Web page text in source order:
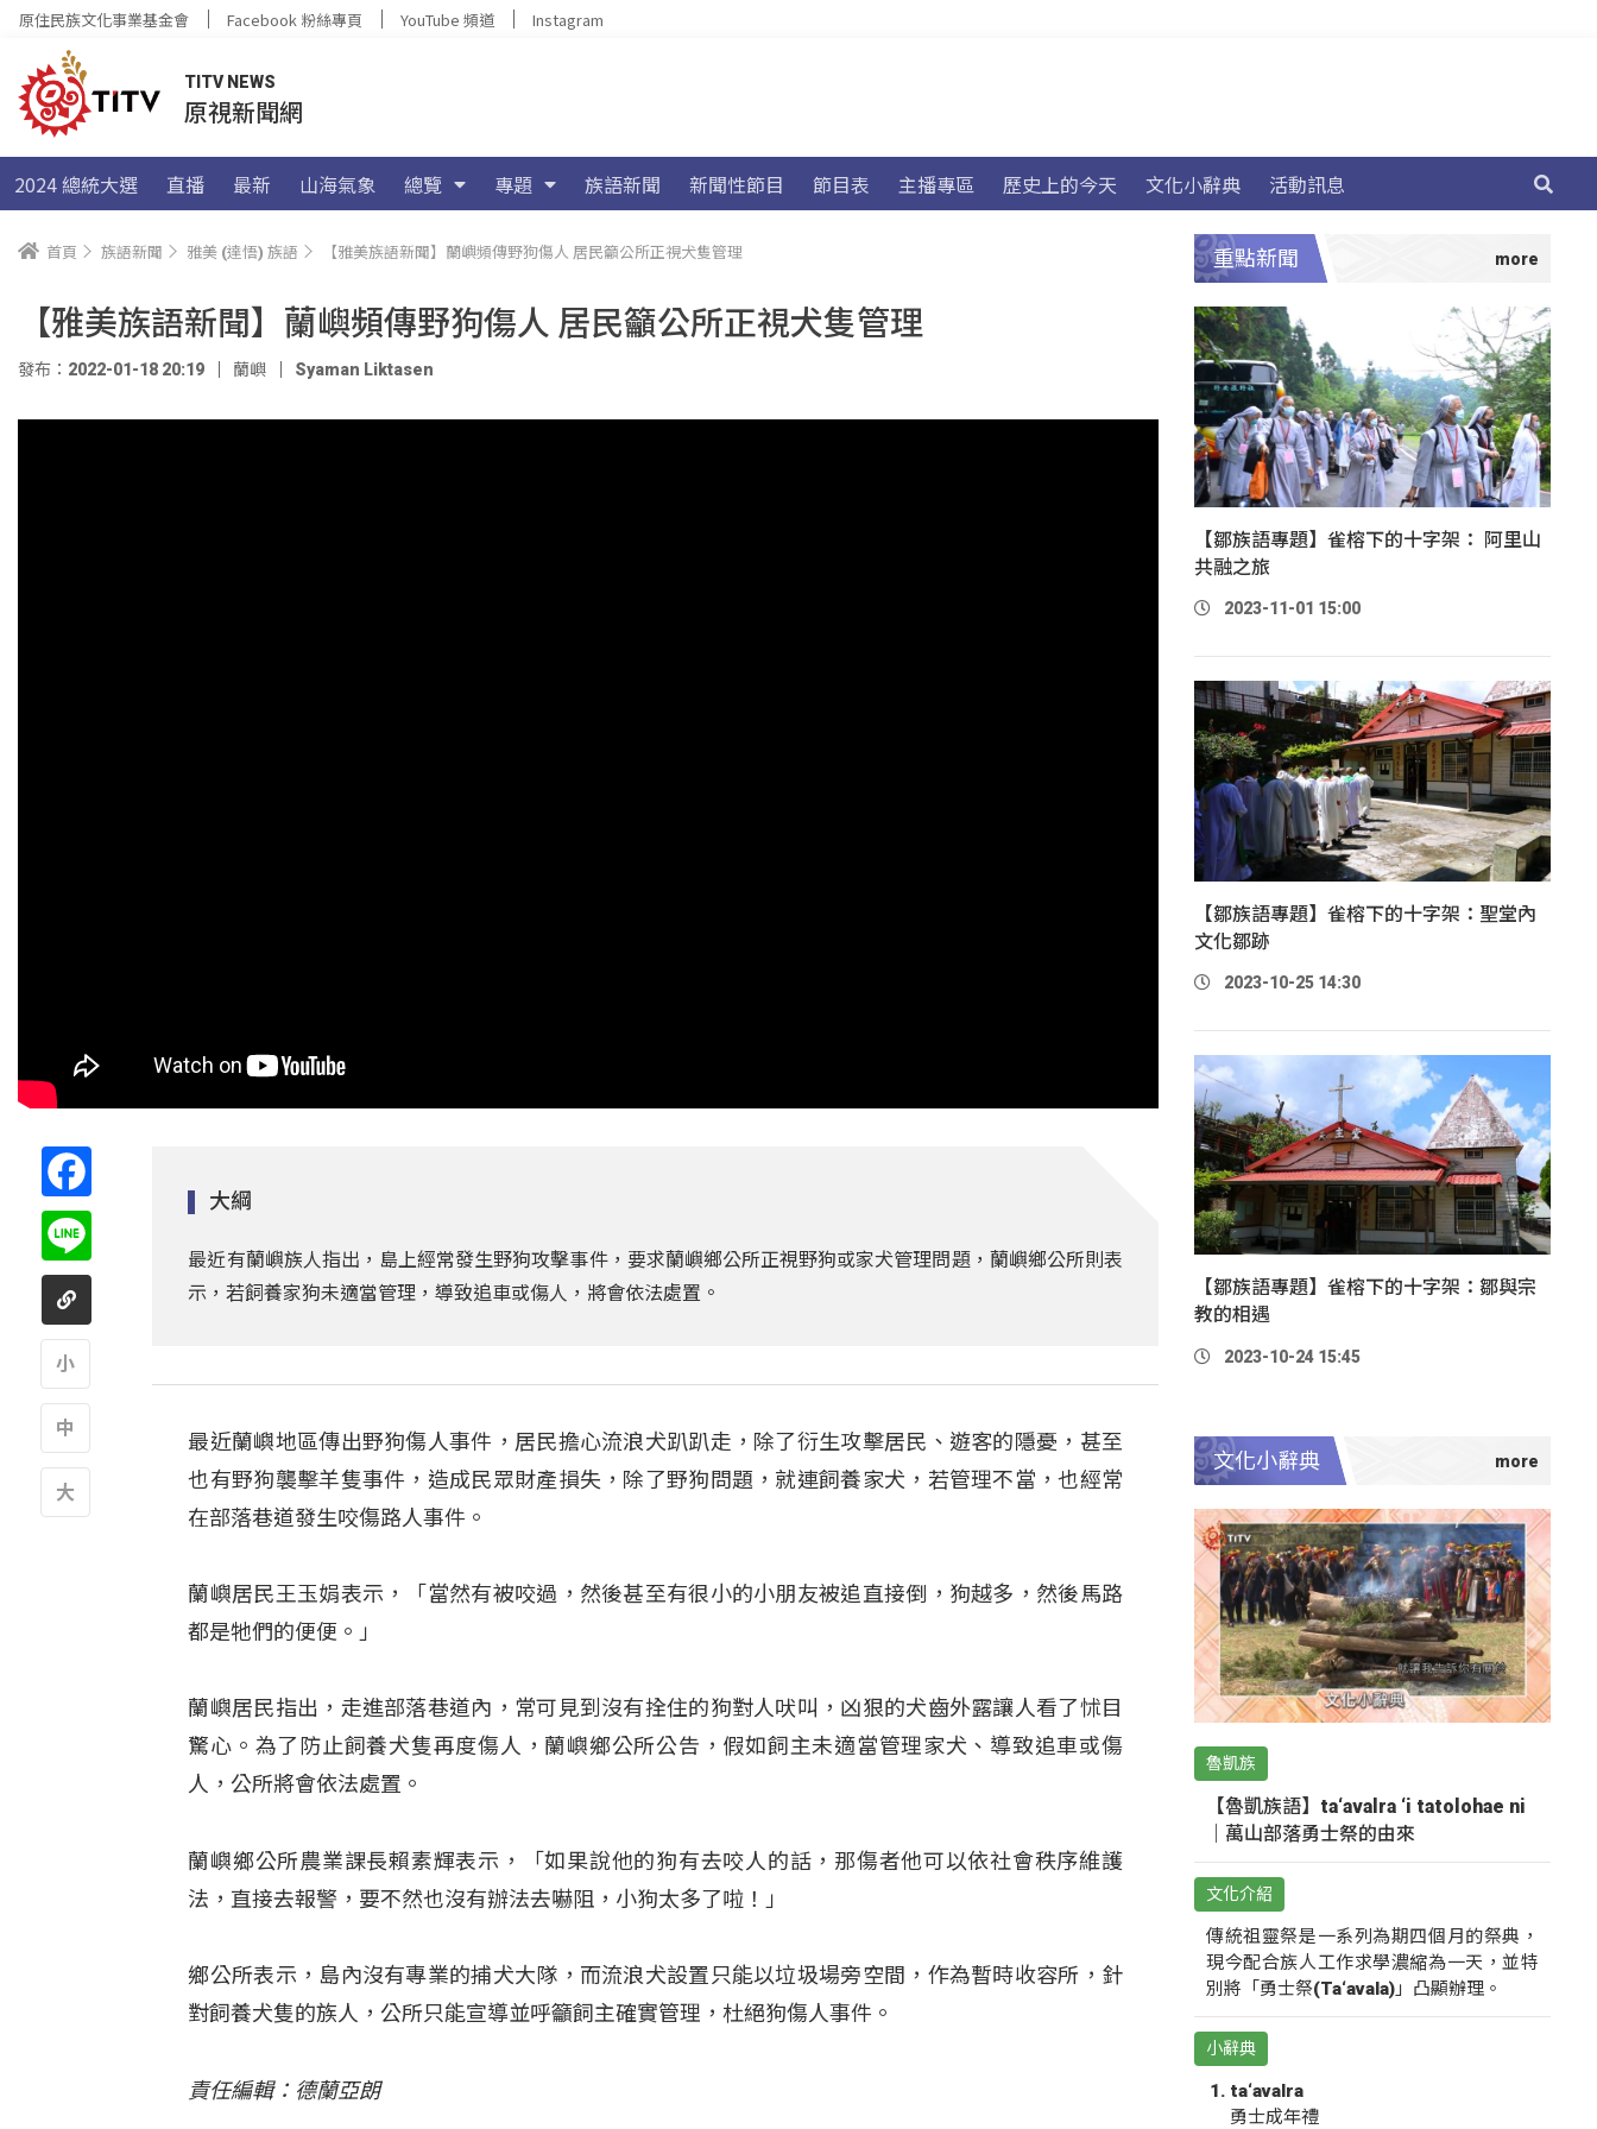
原住民族文化事業基金會 Facebook 粉絲專頁 YouTube 頻道 Instagram
TITV NEWS
原視新聞網
2024 總統大選 直播 最新 山海氣象 總覽 專題 族語新聞 新聞性節目 節目表 主播專區 歷史上的今天 文化小辭典 活動訊息
首頁 族語新聞 雅美 (達悟) 族語 【雅美族語新聞】蘭嶼頻傳野狗傷人 居民籲公所正視犬隻管理
【雅美族語新聞】蘭嶼頻傳野狗傷人 居民籲公所正視犬隻管理
發布：2022-01-18 20:19 蘭嶼 Syaman Liktasen
大綱
最近有蘭嶼族人指出，島上經常發生野狗攻擊事件，要求蘭嶼鄉公所正視野狗或家犬管理問題，蘭嶼鄉公所則表
示，若飼養家狗未適當管理，導致追車或傷人，將會依法處置。
最近蘭嶼地區傳出野狗傷人事件，居民擔心流浪犬趴趴走，除了衍生攻擊居民、遊客的隱憂，甚至
也有野狗襲擊羊隻事件，造成民眾財產損失，除了野狗問題，就連飼養家犬，若管理不當，也經常
在部落巷道發生咬傷路人事件。
蘭嶼居民王玉娟表示，「當然有被咬過，然後甚至有很小的小朋友被追直接倒，狗越多，然後馬路
都是牠們的便便。」
蘭嶼居民指出，走進部落巷道內，常可見到沒有拴住的狗對人吠叫，凶狠的犬齒外露讓人看了怵目
驚心。為了防止飼養犬隻再度傷人，蘭嶼鄉公所公告，假如飼主未適當管理家犬、導致追車或傷
人，公所將會依法處置。
蘭嶼鄉公所農業課長賴素輝表示，「如果說他的狗有去咬人的話，那傷者他可以依社會秩序維護
法，直接去報警，要不然也沒有辦法去嚇阻，小狗太多了啦！」
鄉公所表示，島內沒有專業的捕犬大隊，而流浪犬設置只能以垃圾場旁空間，作為暫時收容所，針
對飼養犬隻的族人，公所只能宣導並呼籲飼主確實管理，杜絕狗傷人事件。
責任編輯：德蘭亞朗
重點新聞
【鄒族語專題】雀榕下的十字架： 阿里山
共融之旅
2023-11-01 15:00
【鄒族語專題】雀榕下的十字架：聖堂內
文化鄒跡
2023-10-25 14:30
【鄒族語專題】雀榕下的十字架：鄒與宗
教的相遇
2023-10-24 15:45
文化小辭典
魯凱族
【魯凱族語】ta‘avalra ‘i tatolohae ni
｜萬山部落勇士祭的由來
文化介紹
傳統祖靈祭是一系列為期四個月的祭典，
現今配合族人工作求學濃縮為一天，並特
別將「勇士祭(Ta‘avala)」凸顯辦理。
小辭典
ta‘avalra
勇士成年禮